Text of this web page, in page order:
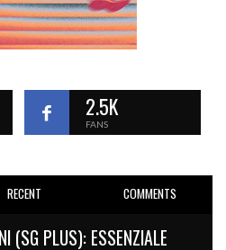
2.5K
FANS
RECENT COMMENTS
(SG PLUS): ESSENZIALE